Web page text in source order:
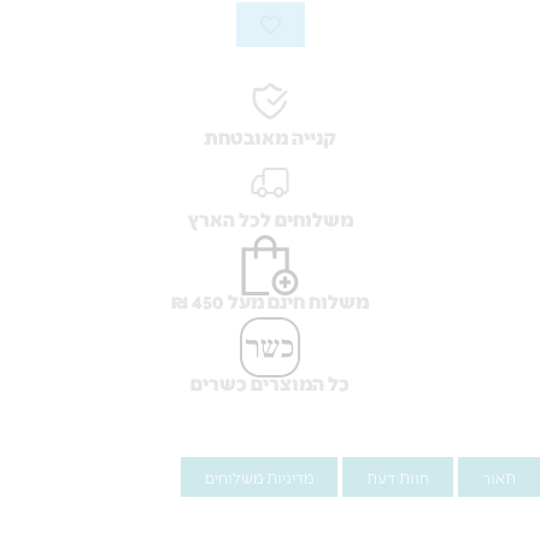
קנייה מאובטחת
משלוחים לכל הארץ
משלוח חינם מעל 450 ₪
כל המוצרים כשרים
תאור חוות דעת מדיניות משלוחים